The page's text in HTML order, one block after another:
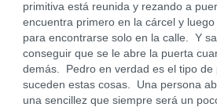
primitiva está reunida y rezando a
encuentra primero en la cárcel y
para encontrarse solo en la calle. Y
conseguir que se le abre la puerta
demás. Pedro en verdad es el tipo de
suceden estas cosas. Una persona
una sencillez que siempre será un